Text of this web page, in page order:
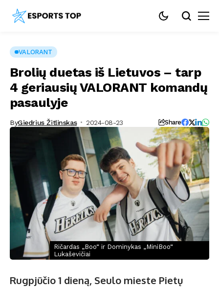
VALORANT
Brolių duetas iš Lietuvos – tarp
4 geriausių VALORANT komandų
pasaulyje
ByGiedrius Žitlinskas 2024-08-23 Share
Ričardas „Boo“ ir Dominykas „MiniBoo“
Lukaševičiai
Rugpjūčio 1 dieną, Seulo mieste Pietų